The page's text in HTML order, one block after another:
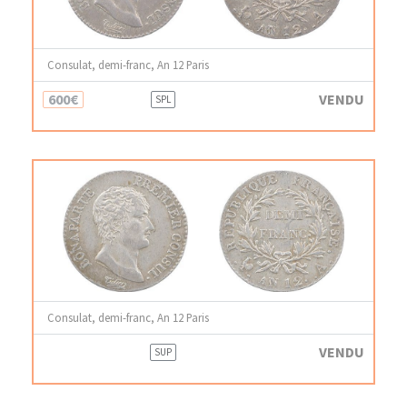
Consulat, demi-franc, An 12 Paris
600€ SPL VENDU
Consulat, demi-franc, An 12 Paris
SUP VENDU